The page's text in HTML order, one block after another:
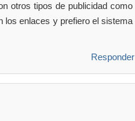
otros tipos de publicidad como
los enlaces y prefiero el sistema
Responder